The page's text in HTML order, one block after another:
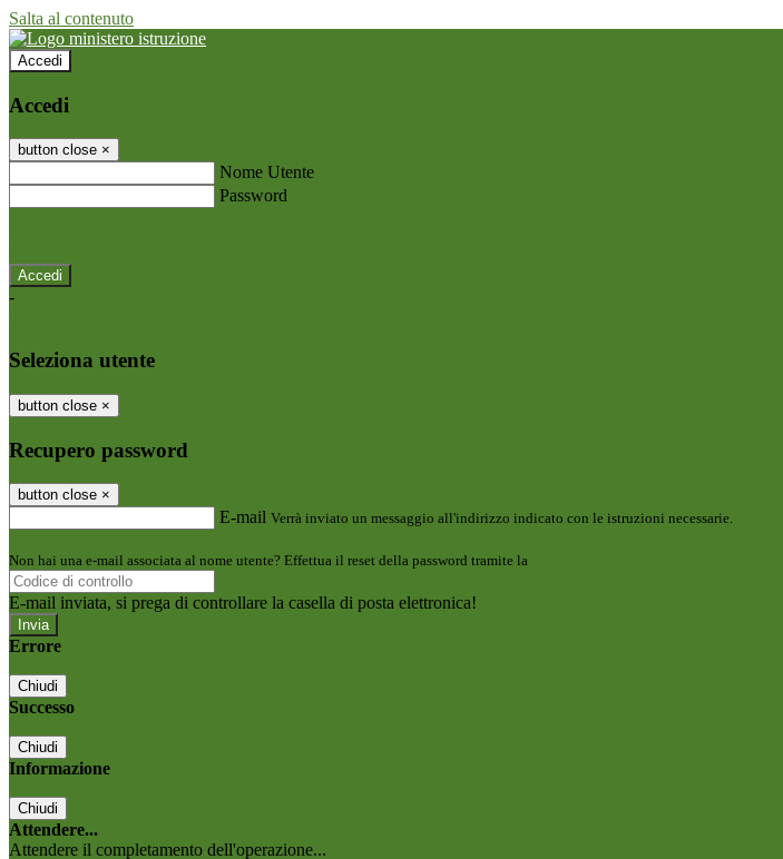
Salta al contenuto
Accedi
Accedi
button close ×
Nome Utente
Password
-
Seleziona utente
button close ×
Recupero password
button close ×
E-mail Verrà inviato un messaggio all'indirizzo indicato con le istruzioni necessarie.
Non hai una e-mail associata al nome utente? Effettua il reset della password tramite la
E-mail inviata, si prega di controllare la casella di posta elettronica!
Errore
Chiudi
Successo
Chiudi
Informazione
Chiudi
Attendere...
Attendere il completamento dell'operazione...